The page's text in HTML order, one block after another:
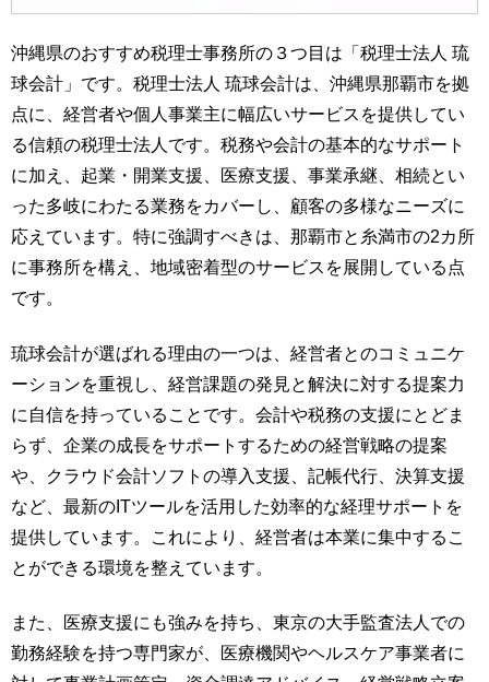
沖縄県のおすすめ税理士事務所の３つ目は「税理士法人 琉
球会計」です。税理士法人 琉球会計は、沖縄県那覇市を拠
点に、経営者や個人事業主に幅広いサービスを提供してい
る信頼の税理士法人です。税務や会計の基本的なサポート
に加え、起業・開業支援、医療支援、事業承継、相続とい
った多岐にわたる業務をカバーし、顧客の多様なニーズに
応えています。特に強調すべきは、那覇市と糸満市の2カ所
に事務所を構え、地域密着型のサービスを展開している点
です。
琉球会計が選ばれる理由の一つは、経営者とのコミュニケ
ーションを重視し、経営課題の発見と解決に対する提案力
に自信を持っていることです。会計や税務の支援にとどま
らず、企業の成長をサポートするための経営戦略の提案
や、クラウド会計ソフトの導入支援、記帳代行、決算支援
など、最新のITツールを活用した効率的な経理サポートを
提供しています。これにより、経営者は本業に集中するこ
とができる環境を整えています。
また、医療支援にも強みを持ち、東京の大手監査法人での
勤務経験を持つ専門家が、医療機関やヘルスケア事業者に